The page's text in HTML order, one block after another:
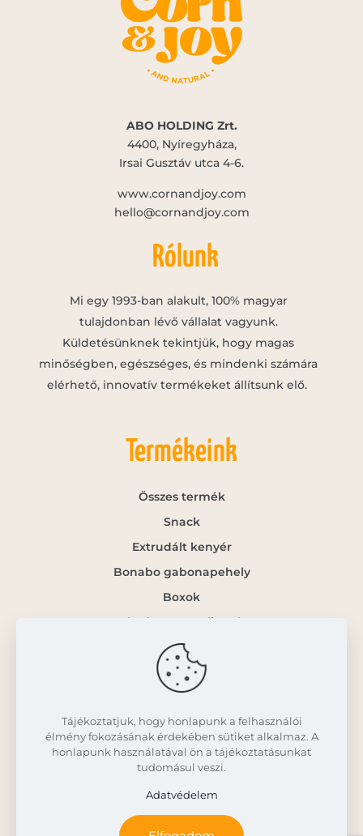
ABO HOLDING Zrt.
4400, Nyíregyháza,
Irsai Gusztáv utca 4-6.
www.cornandjoy.com
hello@cornandjoy.com
Rólunk
Mi egy 1993-ban alakult, 100% magyar
tulajdonban lévő vállalat vagyunk.
Küldetésünknek tekintjük, hogy magas
minőségben, egészséges, és mindenki számára
elérhető, innovatív termékeket állítsunk elő.
Termékeink
Összes termék
Snack
Extrudált kenyér
Bonabo gabonapehely
Boxok
Gluténmentes lisztek
Info
Kapcsolat
Á.SZ.F.
Adatvédelem
Tájékoztatjuk, hogy honlapunk a felhasználói
élmény fokozásának érdekében sütiket alkalmaz. A
honlapunk használatával ön a tájékoztatásunkat
tudomásul veszi.
Adatvédelem